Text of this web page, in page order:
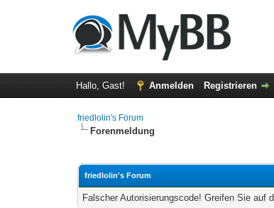
Hallo, Gast! Anmelden Registrieren
friedlolin's Forum
Forenmeldung
friedlolin's Forum
Falscher Autorisierungscode! Greifen Sie